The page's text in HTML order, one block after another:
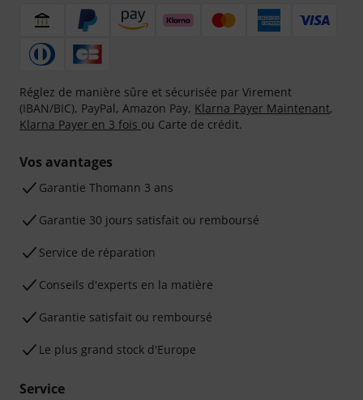
Réglez de manière sûre et sécurisée par Virement
(IBAN/BIC), PayPal, Amazon Pay, Klarna Payer Maintenant,
Klarna Payer en 3 fois ou Carte de crédit.
Vos avantages
Ga­ran­tie Thomann 3 ans
Garantie 30 jours satisfait ou remboursé
Service de réparation
Conseils d'experts en la matière
Garantie satisfait ou remboursé
Le plus grand stock d'Europe
Service